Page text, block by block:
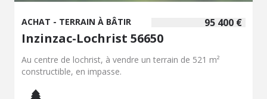
95 400 €
ACHAT - TERRAIN À BÂTIR
Inzinzac-Lochrist 56650
Au centre de lochrist, à vendre un terrain de 521 m²
constructible, en impasse.